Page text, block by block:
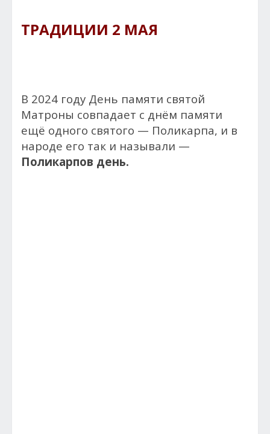
ТРАДИЦИИ 2 МАЯ
В 2024 году День памяти святой
Матроны совпадает с днём памяти
ещё одного святого — Поликарпа, и в
народе его так и называли —
Поликарпов день.